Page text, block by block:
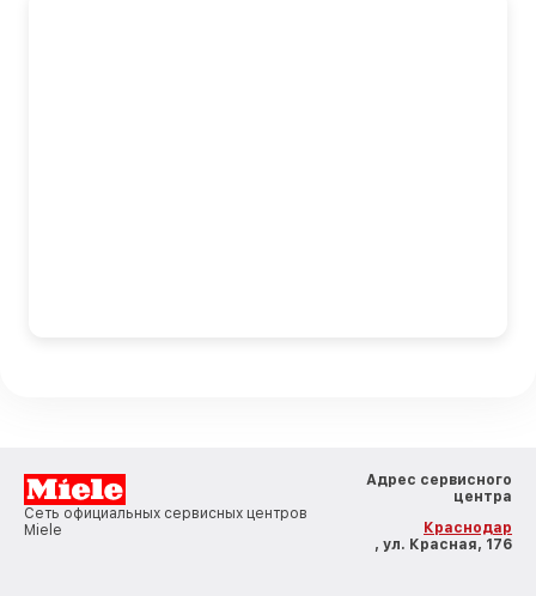
Сеть официальных сервисных центров
Miele
Адрес сервисного
центра
Краснодар
, ул. Красная, 176